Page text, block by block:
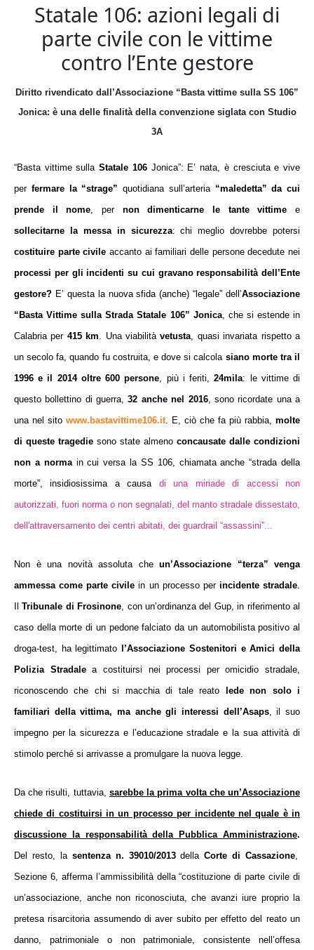
Statale 106: azioni legali di
parte civile con le vittime
contro l’Ente gestore
Diritto rivendicato dall’Associazione “Basta vittime sulla SS 106”
Jonica: è una delle finalità della convenzione siglata con Studio
3A
“Basta vittime sullaStatale 106Jonica”: E’ nata, è cresciuta e vive
per fermare la “strage” quotidiana sull’arteria“maledetta” da cui
prende il nome, per non dimenticarne le tante vittime e
sollecitarne la messa in sicurezza: chi meglio dovrebbe potersi
costituire parte civile accanto ai familiari delle persone decedute nei
processi per gli incidenti su cui gravano responsabilità dell’Ente
gestore? E’ questa la nuova sfida (anche) “legale” dell’Associazione
“Basta Vittime sulla Strada Statale 106” Jonica, che si estende in
Calabria per 415 km. Una viabilitàvetusta, quasi invariata rispetto a
un secolo fa, quando fu costruita, e dove si calcola siano morte tra il
1996 e il 2014 oltre 600 persone, più i feriti,24mila: le vittime di
questo bollettino di guerra,32 anche nel 2016, sono ricordate una a
una nel sito www.bastavittime106.it. E, ciò che fa più rabbia, molte
di queste tragedie sono state almeno concausate dalle condizioni
non a normain cui versa la SS 106, chiamata anche“strada della
morte”, insidiosissima a causa di una miriade di accessi non
autorizzati, fuori norma o non segnalati, del manto stradale dissestato,
dell'attraversamento dei centri abitati, dei guardrail “assassini”...
Non è una novità assoluta che un’Associazione “terza” venga
ammessa come parte civile in un processo per incidente stradale.
IlTribunale di Frosinone, con un’ordinanza del Gup, in riferimento al
caso della morte di un pedone falciato da un automobilista positivo al
droga-test, ha legittimato
l’Associazione Sostenitori e Amici della
Polizia Stradalea costituirsi nei processi per omicidio stradale,
riconoscendo che chi si macchia di tale reato
lede non solo i
familiari della vittima, ma anche gli interessi dell’Asaps, il suo
impegno per la sicurezza e l’educazione stradale e la sua attività di
stimolo perché si arrivasse a promulgare la nuova legge.
Da che risulti, tuttavia, sarebbe la prima volta che un’Associazione
chiede di costituirsi in un processo per incidente nel quale è in
discussione la responsabilità della Pubblica Amministrazione.
Del resto, la sentenza n. 39010/2013dellaCorte di Cassazione,
Sezione 6, afferma l’ammissibilità della “costituzione di parte civile di
un’associazione, anche non riconosciuta, che avanzi iure proprio la
pretesa risarcitoria assumendo di aver subito per effetto del reato un
danno, patrimoniale o non patrimoniale, consistente nell’offesa